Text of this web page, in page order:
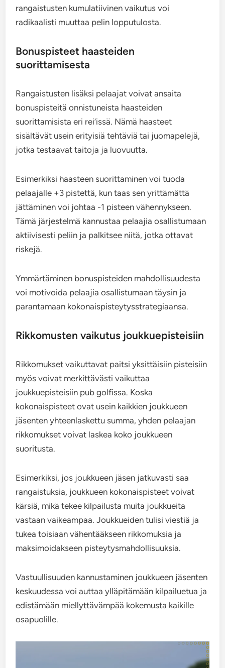
rangaistusten kumulatiivinen vaikutus voi
radikaalisti muuttaa pelin lopputulosta.
Bonuspisteet haasteiden
suorittamisesta
Rangaistusten lisäksi pelaajat voivat ansaita
bonuspisteitä onnistuneista haasteiden
suorittamisista eri rei’issä. Nämä haasteet
sisältävät usein erityisiä tehtäviä tai juomapelejä,
jotka testaavat taitoja ja luovuutta.
Esimerkiksi haasteen suorittaminen voi tuoda
pelaajalle +3 pistettä, kun taas sen yrittämättä
jättäminen voi johtaa -1 pisteen vähennykseen.
Tämä järjestelmä kannustaa pelaajia osallistumaan
aktiivisesti peliin ja palkitsee niitä, jotka ottavat
riskejä.
Ymmärtäminen bonuspisteiden mahdollisuudesta
voi motivoida pelaajia osallistumaan täysin ja
parantamaan kokonaispisteytysstrategiaansa.
Rikkomusten vaikutus joukkuepisteisiin
Rikkomukset vaikuttavat paitsi yksittäisiin pisteisiin
myös voivat merkittävästi vaikuttaa
joukkuepisteisiin pub golfissa. Koska
kokonaispisteet ovat usein kaikkien joukkueen
jäsenten yhteenlaskettu summa, yhden pelaajan
rikkomukset voivat laskea koko joukkueen
suoritusta.
Esimerkiksi, jos joukkueen jäsen jatkuvasti saa
rangaistuksia, joukkueen kokonaispisteet voivat
kärsiä, mikä tekee kilpailusta muita joukkueita
vastaan vaikeampaa. Joukkueiden tulisi viestiä ja
tukea toisiaan vähentääkseen rikkomuksia ja
maksimoidakseen pisteytysmahdollisuuksia.
Vastuullisuuden kannustaminen joukkueen jäsenten
keskuudessa voi auttaa ylläpitämään kilpailuetua ja
edistämään miellyttävämpää kokemusta kaikille
osapuolille.